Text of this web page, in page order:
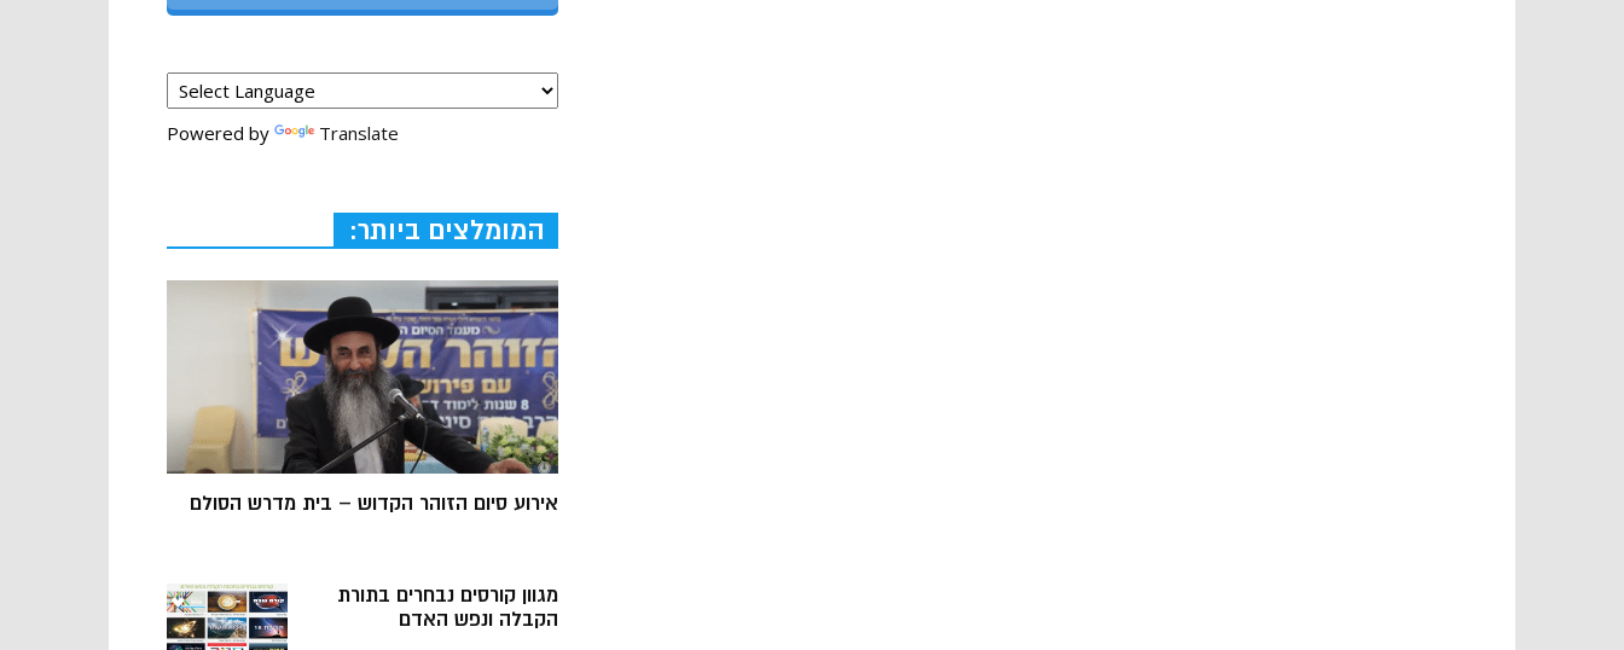
Powered by Translate
המומלצים ביותר:
אירוע סיום הזוהר הקדוש – בית מדרש הסולם
מגוון קורסים נבחרים בתורת
הקבלה ונפש האדם